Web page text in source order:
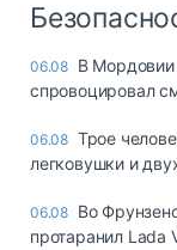
06.08 В
спровоцировал
06.08 Трое
легковушки и
06.08 Во
протаранил Lada